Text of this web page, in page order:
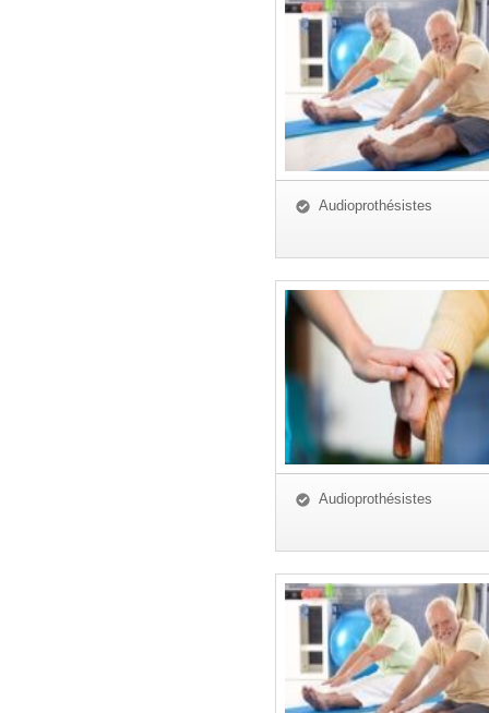
Audioprothésistes
Audioprothésistes